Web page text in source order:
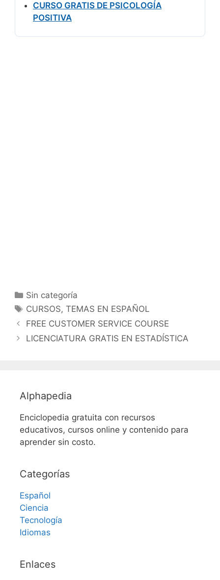
CURSO GRATIS DE PSICOLOGÍA
POSITIVA
Categorías
Sin categoría
Etiquetas
CURSOS,TEMAS EN ESPAÑOL
FREE CUSTOMER SERVICE COURSE
LICENCIATURA GRATIS EN ESTADÍSTICA
Alphapedia
Enciclopedia gratuita con recursos
educativos, cursos online y contenido para
aprender sin costo.
Categorías
Español
Ciencia
Tecnología
Idiomas
Enlaces